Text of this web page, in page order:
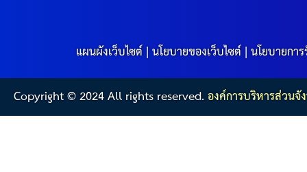
แผนผังเว็บไซต์|นโยบายของเว็บไซต์|นโยบายกา
Copyright © 2024 All rights reserved.องค์การบริหารส่วน